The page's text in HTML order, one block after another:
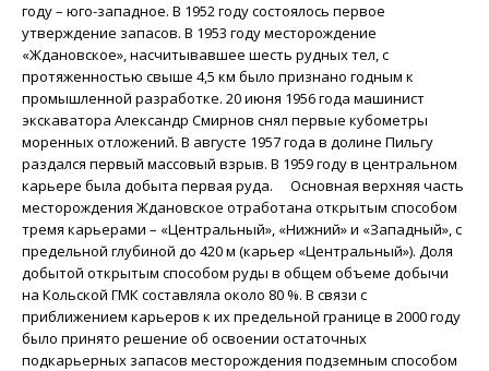
году – юго-западное. В 1952 году состоялось первое
утверждение запасов. В 1953 году месторождение
«Ждановское», насчитывавшее шесть рудных тел, с
протяженностью свыше 4,5 км было признано годным к
промышленной разработке. 20 июня 1956 года машинист
экскаватора Александр Смирнов снял первые кубометры
моренных отложений. В августе 1957 года в долине Пильгу
раздался первый массовый взрыв. В 1959 году в центральном
карьере была добыта первая руда. Основная верхняя часть
месторождения Ждановское отработана открытым способом
тремя карьерами – «Центральный», «Нижний» и «Западный», с
предельной глубиной до 420 м (карьер «Центральный»). Доля
добытой открытым способом руды в общем объеме добычи
на Кольской ГМК составляла около 80 %. В связи с
приближением карьеров к их предельной границе в 2000 году
было принято решение об освоении остаточных
подкарьерных запасов месторождения подземным способом